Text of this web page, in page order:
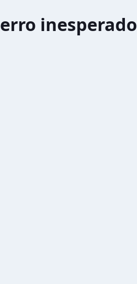
erro inesperado